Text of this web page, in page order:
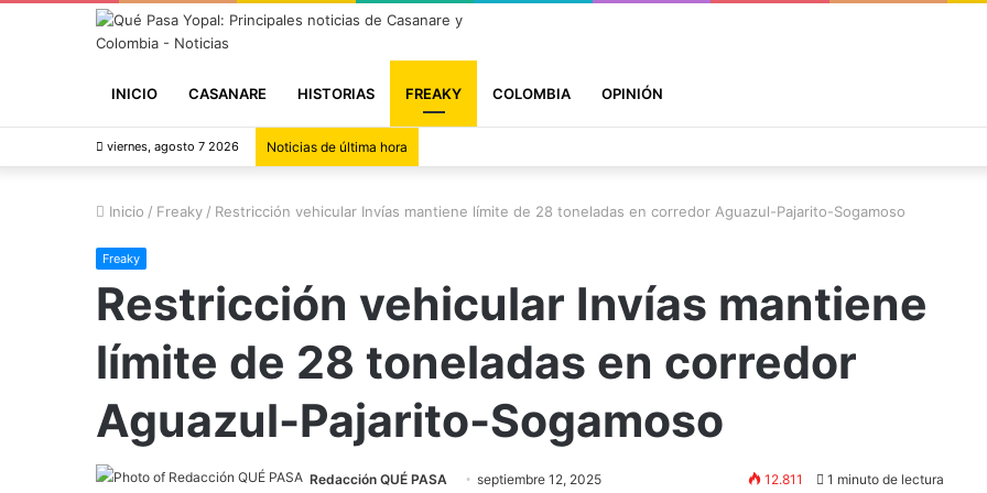
INICIO CASANARE HISTORIAS FREAKY COLOMBIA OPINIÓN
viernes, agosto 7 2026 Noticias de última hora
Inicio / Freaky / Restricción vehicular Invías mantiene límite de 28 toneladas en corredor Aguazul-Pajarito-Sogamoso
Freaky
Restricción vehicular Invías mantiene
límite de 28 toneladas en corredor
Aguazul-Pajarito-Sogamoso
Redacción QUÉ PASA septiembre 12, 2025 12.811 1 minuto de lectura